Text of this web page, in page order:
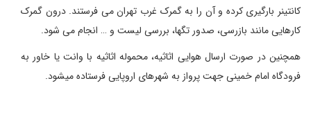
کانتینر بارگیری کرده و آن را به گمرک غرب تهران می فرستند. درون گمرک
کارهایی مانند بازرسی، صدور تگها، بررسی لیست و … انجام می شود.
همچنین در صورت ارسال هوایی اثاثیه، محموله اثاثیه با وانت یا خاور به
فرودگاه امام خمینی جهت پرواز به شهرهای اروپایی فرستاده میشود.